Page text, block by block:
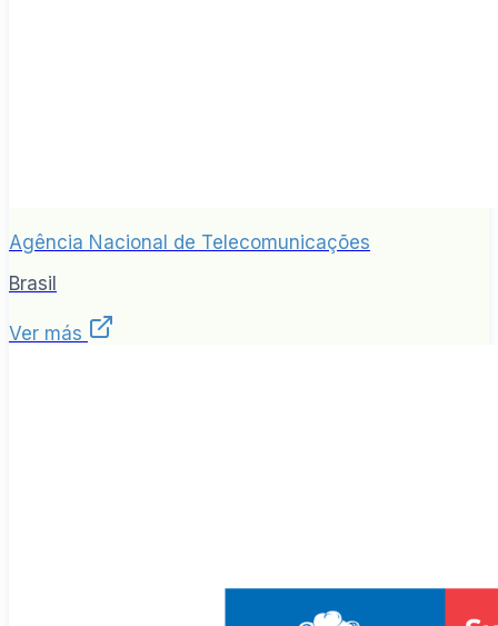
Agência Nacional de Telecomunicações
Brasil
Ver más